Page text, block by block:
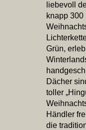
liebevoll
knapp 300
Grün,
Dächer
toller
Händler
die